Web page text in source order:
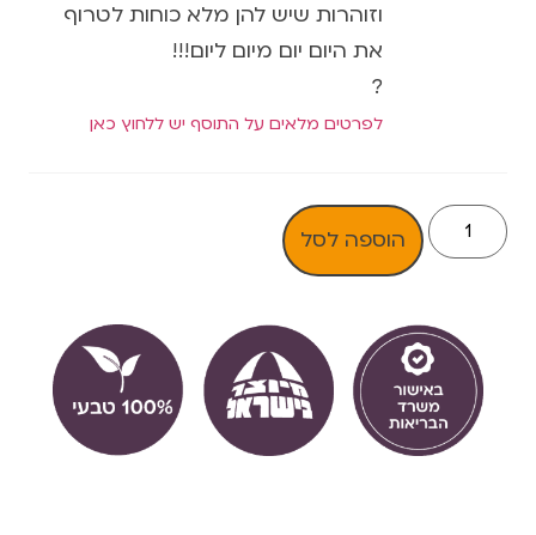
וזוהרות שיש להן מלא כוחות לטרוף
את היום יום מיום ליום!!!
?
לפרטים מלאים על התוסף יש ללחוץ כאן
הוספה לסל